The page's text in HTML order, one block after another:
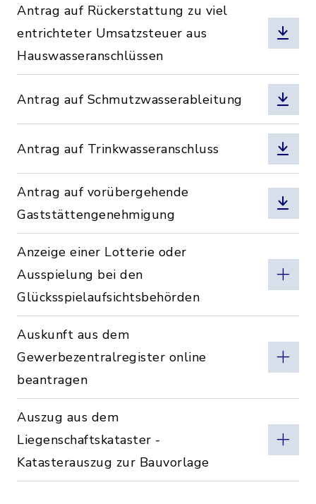
Antrag auf Rückerstattung zu viel
entrichteter Umsatzsteuer aus
Hauswasseranschlüssen
Antrag auf Schmutzwasserableitung
Antrag auf Trinkwasseranschluss
Antrag auf vorübergehende
Gaststättengenehmigung
Anzeige einer Lotterie oder
Ausspielung bei den
Glücksspielaufsichtsbehörden
Auskunft aus dem
Gewerbezentralregister online
beantragen
Auszug aus dem
Liegenschaftskataster -
Katasterauszug zur Bauvorlage